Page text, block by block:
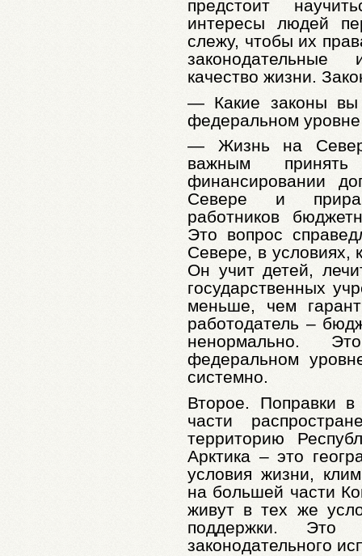
предстоит
интересы людей
слежу, чтобы их
качество жизни.
— Какие законы вы
федеральном
— Жизнь на
важным
финансировании
Севере и
работников
Это вопрос
Севере, в условиях,
Он учит детей,
государственных
меньше, чем
работодатель –
ненормально.
федеральном
системно.
Второе. Поправки
части
территорию
Арктика – это
условия жизни,
на большей части
живут в тех же
поддержки. Это
законодательного